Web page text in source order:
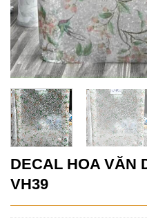
DECAL HOA VĂN
VH39